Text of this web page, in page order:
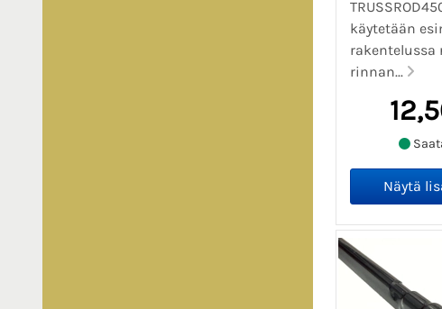
käytetään
rakentelussa
rinnan...